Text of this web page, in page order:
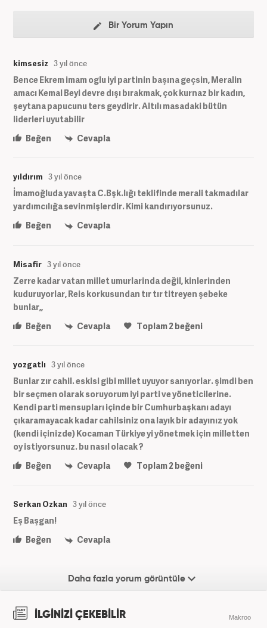
Bir Yorum Yapın
kimsesiz 3 yıl önce
Bence Ekrem imam oglu iyi partinin başına geçsin, Meralin
amacı Kemal Beyi devre dışı bırakmak, çok kurnaz bir kadın,
şeytana papucunu ters geydirir. Altılı masadaki bütün
liderleri uyutabilir
Beğen
Cevapla
yıldırım 3 yıl önce
İmamoğluda yavaşta C.Bşk.lığı teklifinde merali takmadılar
yardımcılığa sevinmişlerdir. Kimi kandırıyorsunuz.
Beğen
Cevapla
Misafir 3 yıl önce
Zerre kadar vatan millet umurlarinda değil, kinlerinden
kuduruyorlar, Reis korkusundan tır tır titreyen şebeke
bunlar,,
Beğen
Cevapla Toplam2 beğeni
yozgatlı 3 yıl önce
Bunlar zır cahil. eskisi gibi millet uyuyor sanıyorlar. şimdi ben
bir seçmen olarak soruyorum iyi parti ve yöneticilerine.
Kendi parti mensupları içinde bir Cumhurbaşkanı adayı
çıkaramayacak kadar cahilsiniz ona layık bir adayınız yok
(kendi içinizde) Kocaman Türkiye yi yönetmek için milletten
oy istiyorsunuz. bu nasıl olacak ?
Beğen
Cevapla Toplam2beğeni
Serkan Ozkan 3 yıl önce
Eş Başgan!
Beğen
Cevapla
Daha fazla yorum görüntüle
İLGİNİZİ ÇEKEBİLİR Makroo